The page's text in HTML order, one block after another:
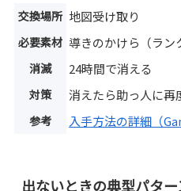
交換場所 地図受け取り
必要素材 導きのかけら（ラン
消滅 24時間で消える
対策 消えたら助っ人に再
参考 入手方法の詳細（
出ないときの典型パター